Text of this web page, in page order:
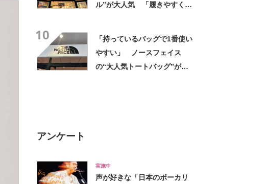
ル”が大人気 「履きやすくて
10
「持っているバッグで1番使い
やすい」 ノースフェイス
の“大人気トートバッグ”が
アンケート
実施中
声が好きな「日本のボーカリ